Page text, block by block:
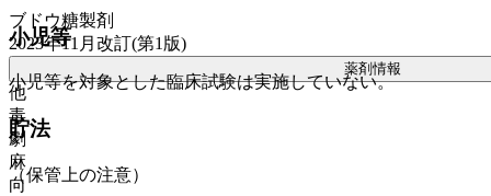
小児等
小児等を対象とした臨床試験は実施していない。
貯法
（保管上の注意）
ブドウ糖製剤
2023年11月改訂(第1版)
薬剤情報
他
毒
劇
麻
向